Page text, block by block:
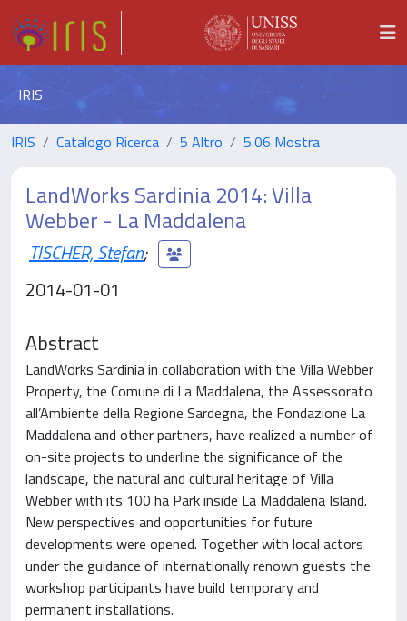
IRIS
IRIS Catalogo Ricerca 5 Altro 5.06 Mostra
LandWorks Sardinia 2014: Villa
Webber - La Maddalena
TISCHER, Stefan;
2014-01-01
Abstract
LandWorks Sardinia in collaboration with the Villa Webber
Property, the Comune di La Maddalena, the Assessorato
all’Ambiente della Regione Sardegna, the Fondazione La
Maddalena and other partners, have realized a number of
on-site projects to underline the significance of the
landscape, the natural and cultural heritage of Villa
Webber with its 100 ha Park inside La Maddalena Island.
New perspectives and opportunities for future
developments were opened. Together with local actors
under the guidance of internationally renown guests the
workshop participants have build temporary and
permanent installations.